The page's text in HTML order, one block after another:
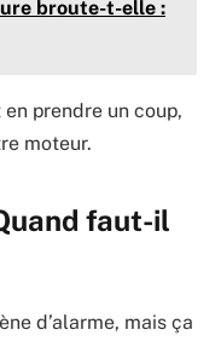
broute-t-elle :
prendre un coup,
moteur.
faut-il
d’alarme, mais ça